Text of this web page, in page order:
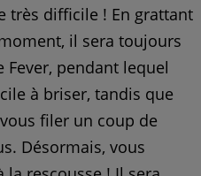
très difficile ! En grattant
il sera toujours
pendant lequel
à briser, tandis que
filer un coup de
Désormais, vous